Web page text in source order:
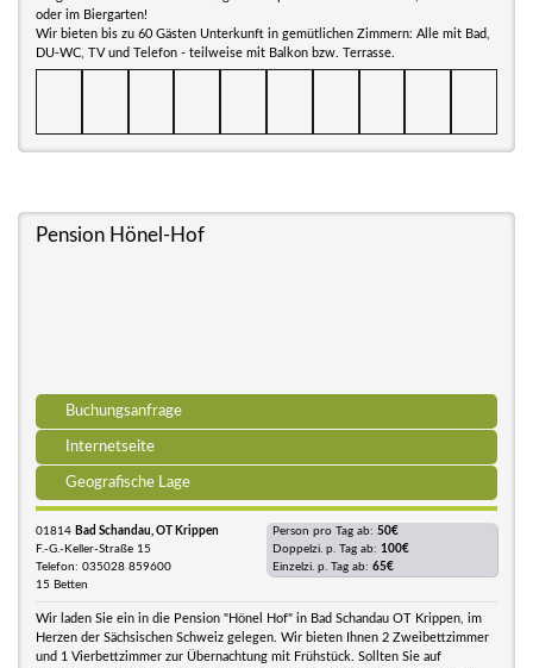
oder im Biergarten!
Wir bieten bis zu 60 Gästen Unterkunft in gemütlichen Zimmern: Alle mit Bad,
DU-WC, TV und Telefon - teilweise mit Balkon bzw. Terrasse.
Pension Hönel-Hof
Buchungsanfrage
Internetseite
Geografische Lage
01814 Bad Schandau, OT Krippen
F.-G.-Keller-Straße 15
Telefon: 035028 859600
15 Betten
Person pro Tag ab: 50€
Doppelzi. p. Tag ab: 100€
Einzelzi. p. Tag ab: 65€
Wir laden Sie ein in die Pension "Hönel Hof" in Bad Schandau OT Krippen, im
Herzen der Sächsischen Schweiz gelegen. Wir bieten Ihnen 2 Zweibettzimmer
und 1 Vierbettzimmer zur Übernachtung mit Frühstück. Sollten Sie auf